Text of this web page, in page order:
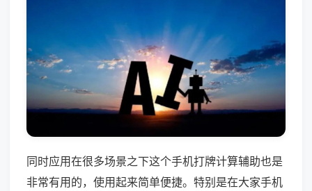
同时应用在很多场景之下这个手机打牌计算辅助也是
非常有用的，使用起来简单便捷。特别是在大家手机